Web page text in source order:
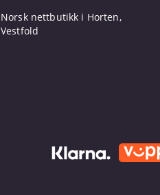
Norsk nettbutikk i Horten,
Vestfold